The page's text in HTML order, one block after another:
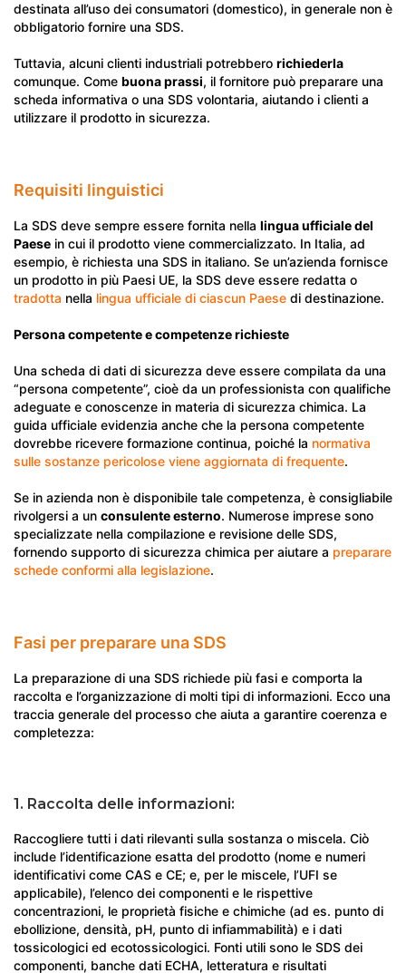
destinata all’uso dei consumatori (domestico), in generale non è
obbligatorio fornire una SDS.
Tuttavia, alcuni clienti industriali potrebbero richiederla
comunque. Come buona prassi, il fornitore può preparare una
scheda informativa o una SDS volontaria, aiutando i clienti a
utilizzare il prodotto in sicurezza.
Requisiti linguistici
La SDS deve sempre essere fornita nella lingua ufficiale del
Paese in cui il prodotto viene commercializzato. In Italia, ad
esempio, è richiesta una SDS in italiano. Se un’azienda fornisce
un prodotto in più Paesi UE, la SDS deve essere redatta o
tradotta nella lingua ufficiale di ciascun Paese di destinazione.
Persona competente e competenze richieste
Una scheda di dati di sicurezza deve essere compilata da una
“persona competente”, cioè da un professionista con qualifiche
adeguate e conoscenze in materia di sicurezza chimica. La
guida ufficiale evidenzia anche che la persona competente
dovrebbe ricevere formazione continua, poiché la normativa
sulle sostanze pericolose viene aggiornata di frequente.
Se in azienda non è disponibile tale competenza, è consigliabile
rivolgersi a un consulente esterno. Numerose imprese sono
specializzate nella compilazione e revisione delle SDS,
fornendo supporto di sicurezza chimica per aiutare a preparare
schede conformi alla legislazione.
Fasi per preparare una SDS
La preparazione di una SDS richiede più fasi e comporta la
raccolta e l’organizzazione di molti tipi di informazioni. Ecco una
traccia generale del processo che aiuta a garantire coerenza e
completezza:
1. Raccolta delle informazioni:
Raccogliere tutti i dati rilevanti sulla sostanza o miscela. Ciò
include l’identificazione esatta del prodotto (nome e numeri
identificativi come CAS e CE; e, per le miscele, l’UFI se
applicabile), l’elenco dei componenti e le rispettive
concentrazioni, le proprietà fisiche e chimiche (ad es. punto di
ebollizione, densità, pH, punto di infiammabilità) e i dati
tossicologici ed ecotossicologici. Fonti utili sono le SDS dei
componenti, banche dati ECHA, letteratura e risultati